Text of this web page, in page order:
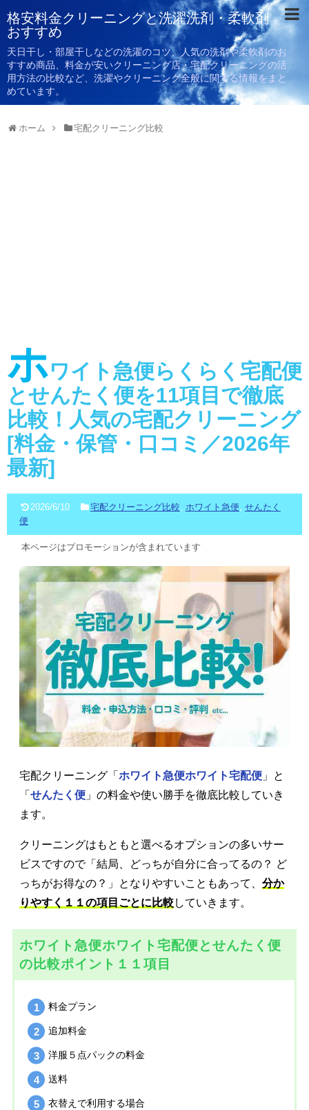
格安料金クリーニングと洗濯洗剤・柔軟剤
おすすめ
天日干し・部屋干しなどの洗濯のコツ、人気の洗剤や柔軟剤のお
すすめ商品、料金が安いクリーニング店・宅配クリーニングの活
用方法の比較など、洗濯やクリーニング全般に関する情報をまと
めています。
ホーム 宅配クリーニング比較
ホワイト急便らくらく宅配便
とせんたく便を11項目で徹底
比較！人気の宅配クリーニング
[料金・保管・口コミ／2026年
最新]
2026/6/10 宅配クリーニング比較, ホワイト急便, せんたく
便
本ページはプロモーションが含まれています
宅配クリーニング「 ホワイト急便ホワイト宅配便 」と
「 せんたく便 」の料金や使い勝手を徹底比較していき
ます。
クリーニングはもともと選べるオプションの多いサー
ビスですので「結局、どっちが自分に合ってるの？ ど
っちがお得なの？」となりやすいこともあって、 分か
りやすく１１の項目ごとに比較していきます。
ホワイト急便ホワイト宅配便とせんたく便
の比較ポイント１１項目
料金プラン
追加料金
洋服５点パックの料金
送料
衣替えで利用する場合